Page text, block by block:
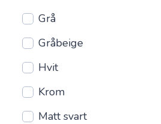
Grå
Gråbeige
Hvit
Krom
Matt svart